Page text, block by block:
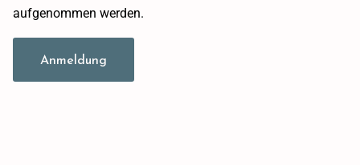
aufgenommen werden.
Anmeldung